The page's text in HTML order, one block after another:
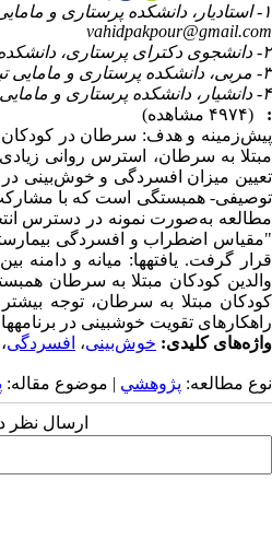
۱- استادیار، دانشکده پرستاری و مامایی تبریز، مرکز تحقیقات هماتولوژی و انکولوژی، دانشگاه علوم پزشکی تبریز، ایران (نویسنده مسئول) ،
vahidpakpour@gmail.com
۲- دانشجوی دکترای پرستاری، دانشکده پرستاری و مامایی تبریز، دانشگاه علوم پزشکی تبریز، ایران
۳- مربی، دانشکده پرستاری و مامایی تبریز، دانشگاه علوم پزشکی تبریز، ایران
۴- دانشیار، دانشکده پرستاری و مامایی تبریز، دانشگاه علوم پزشکی تبریز، ایران
:
(۴۹۷۴ مشاهده)
پیش‌زمینه و هدف: سرطان در کودکان
مبتلا به سرطان، استرس روانی زیادی
تعیین میزان افسردگی و خوش‌بینی در
مطالعه به‌صورت نمونه در دسترس
کودکان مبتلا به سرطان، توجه
راهکارهای تقویت خوش­بینی در
واژه‌های کلیدی: خوش‌بینی، افسردگی،
نوع مطالعه: پژوهشي | موضوع مقاله:
ارسال نظر